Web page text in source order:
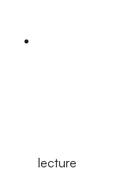
lecture